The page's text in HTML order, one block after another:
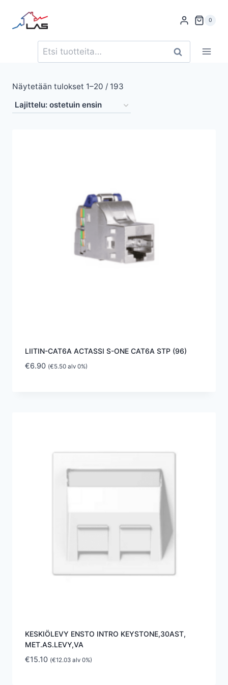
sisältöön
0
Etsi: Haku
Näytetään tulokset 1–20 / 193
LIITIN-CAT6A ACTASSI S-ONE CAT6A STP (96)
€6.90 (€5.50alv 0%)
KESKIÖLEVY ENSTO INTRO KEYSTONE,30AST,
MET.AS.LEVY,VA
€15.10 (€12.03alv 0%)